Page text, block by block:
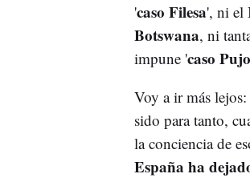
'caso Filesa', ni el
Botswana, ni
impune 'caso
Voy a ir más
sido para tanto,
la conciencia de
España ha